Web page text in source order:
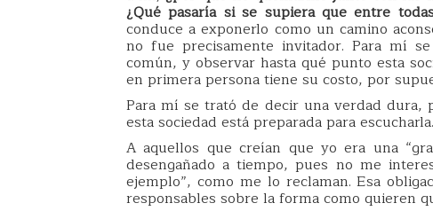
¿Qué pasaría si se supiera que entre
conduce a exponerlo como un camino
no fue precisamente invitador. Para mí
común, y observar hasta qué punto esta
en primera persona tiene su costo, por
Para mí se trató de decir una verdad
esta sociedad está preparada para escucharla.
A aquellos que creían que yo era una
desengañado a tiempo, pues no me
ejemplo”, como me lo reclaman. Esa
responsables sobre la forma como quieren